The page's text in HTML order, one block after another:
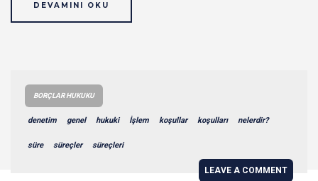
DEVAMINI OKU
BORÇLAR HUKUKU
denetim genel hukuki İşlem koşullar koşulları nelerdir?
süre süreçler süreçleri
LEAVE A COMMENT